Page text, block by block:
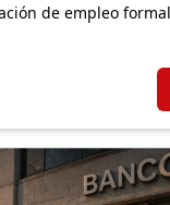
de empleo
avanzar en obras de